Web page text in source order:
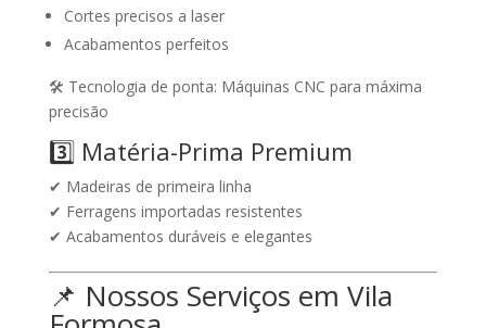
Cortes precisos a laser
Acabamentos perfeitos
🛠️ Tecnologia de ponta: Máquinas CNC para máxima
precisão
3️⃣ Matéria-Prima Premium
✔ Madeiras de primeira linha
✔ Ferragens importadas resistentes
✔ Acabamentos duráveis e elegantes
📌 Nossos Serviços em Vila